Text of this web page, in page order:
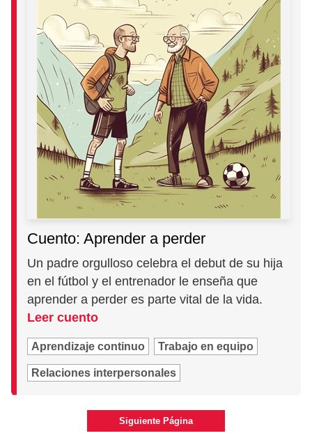
Cuento: Aprender a perder
Un padre orgulloso celebra el debut de su hija
en el fútbol y el entrenador le enseña que
aprender a perder es parte vital de la vida.
Leer cuento
Aprendizaje continuo Trabajo en equipo
Relaciones interpersonales
Siguiente Página